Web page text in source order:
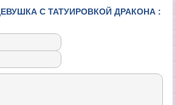
С ТАТУИРОВКОЙ ДРАКОНА :